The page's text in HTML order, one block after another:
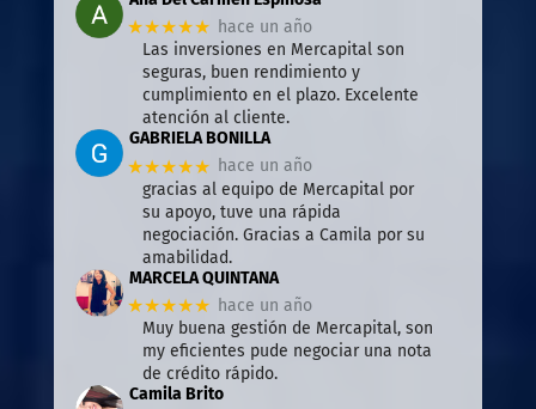
★★★★★ hace un año
Las inversiones en Mercapital son
seguras, buen rendimiento y
cumplimiento en el plazo. Excelente
atención al cliente.
GABRIELA BONILLA
★★★★★ hace un año
gracias al equipo de Mercapital por
su apoyo, tuve una rápida
negociación. Gracias a Camila por su
amabilidad.
MARCELA QUINTANA
★★★★★ hace un año
Muy buena gestión de Mercapital, son
my eficientes pude negociar una nota
de crédito rápido.
Camila Brito